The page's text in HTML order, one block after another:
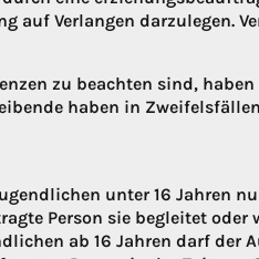
auf Verlangen darzulegen.
zu beachten sind,
haben in
unter 16 Jahren
Person sie begleitet
ab 16 Jahren darf